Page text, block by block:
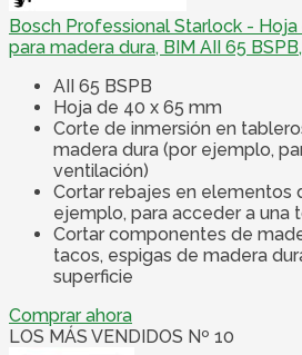
Bosch Professional Starlock -
para madera dura, BIM AII 65
AII 65 BSPB
Hoja de 40 x 65 mm
Corte de inmersión en
madera dura (por ejemplo,
ventilación)
Cortar rebajes en elementos
ejemplo, para acceder a una
Cortar componentes de
tacos, espigas de madera
superficie
Comprar ahora
LOS MÁS VENDIDOS Nº 10